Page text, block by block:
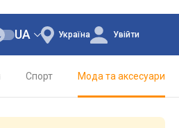
Україна
UA Увійти
Спорт Мода та аксесуари